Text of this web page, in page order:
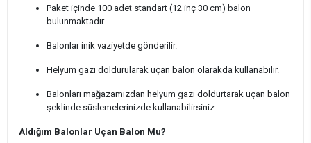
Paket içinde 100 adet standart (12 inç 30 cm) balon
bulunmaktadır.
Balonlar inik vaziyetde gönderilir.
Helyum gazı doldurularak uçan balon olarakda kullanabilir.
Balonları mağazamızdan helyum gazı doldurtarak uçan balon
şeklinde süslemelerinizde kullanabilirsiniz.
Aldığım Balonlar Uçan Balon Mu?